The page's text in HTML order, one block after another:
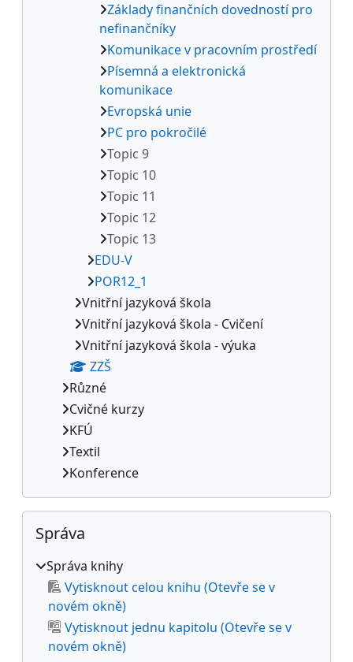
Základy finančních dovedností pro
nefinančníky
Komunikace v pracovním prostředí
Písemná a elektronická
komunikace
Evropská unie
PC pro pokročilé
Topic 9
Topic 10
Topic 11
Topic 12
Topic 13
EDU-V
POR12_1
Vnitřní jazyková škola
Vnitřní jazyková škola - Cvičení
Vnitřní jazyková škola - výuka
ZZŠ
Různé
Cvičné kurzy
KFÚ
Textil
Konference
Přeskočit: Správa
Správa
Správa knihy
Vytisknout celou knihu (Otevře se v
novém okně)
Vytisknout jednu kapitolu (Otevře se v
novém okně)